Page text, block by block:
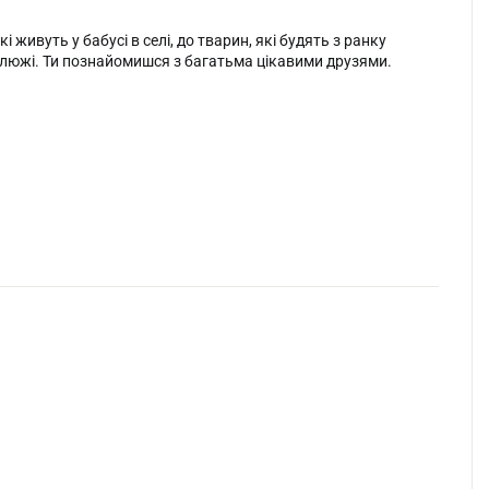
у бабусі в селі, до тварин, які будять з ранку
Ти познайомишся з багатьма цікавими друзями.
повідомлення